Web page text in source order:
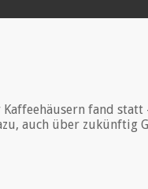
Kaffeehäusern fand
auch über zukünftig